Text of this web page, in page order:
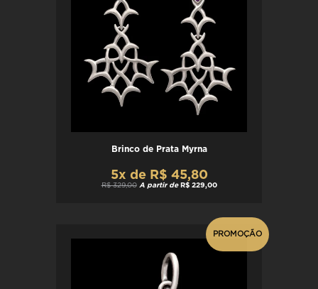
Brinco de Prata Myrna
5x de R$ 45,80
R$ 329,00 A partir de R$ 229,00
PROMOÇÃO